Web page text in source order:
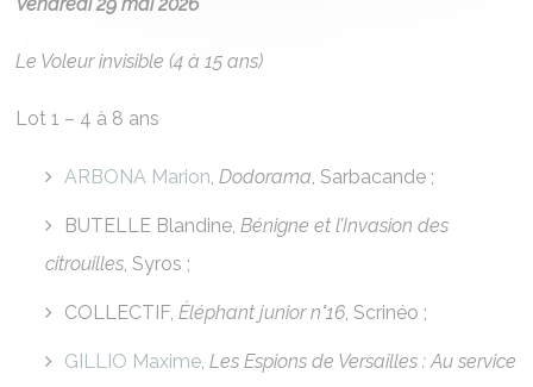
Le Voleur invisible (4 à 15 ans)
Lot 1 – 4 à 8 ans
ARBONA Marion,Dodorama, Sarbacande ;
BUTELLE Blandine,Bénigne et l’Invasion des
citrouilles, Syros ;
COLLECTIF,Éléphant junior n°16, Scrinéo ;
GILLIO Maxime,Les Espions de Versailles : Au service